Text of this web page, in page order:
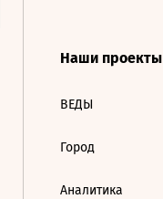
Наши проекты
ВЕДЫ
Город
Аналитика